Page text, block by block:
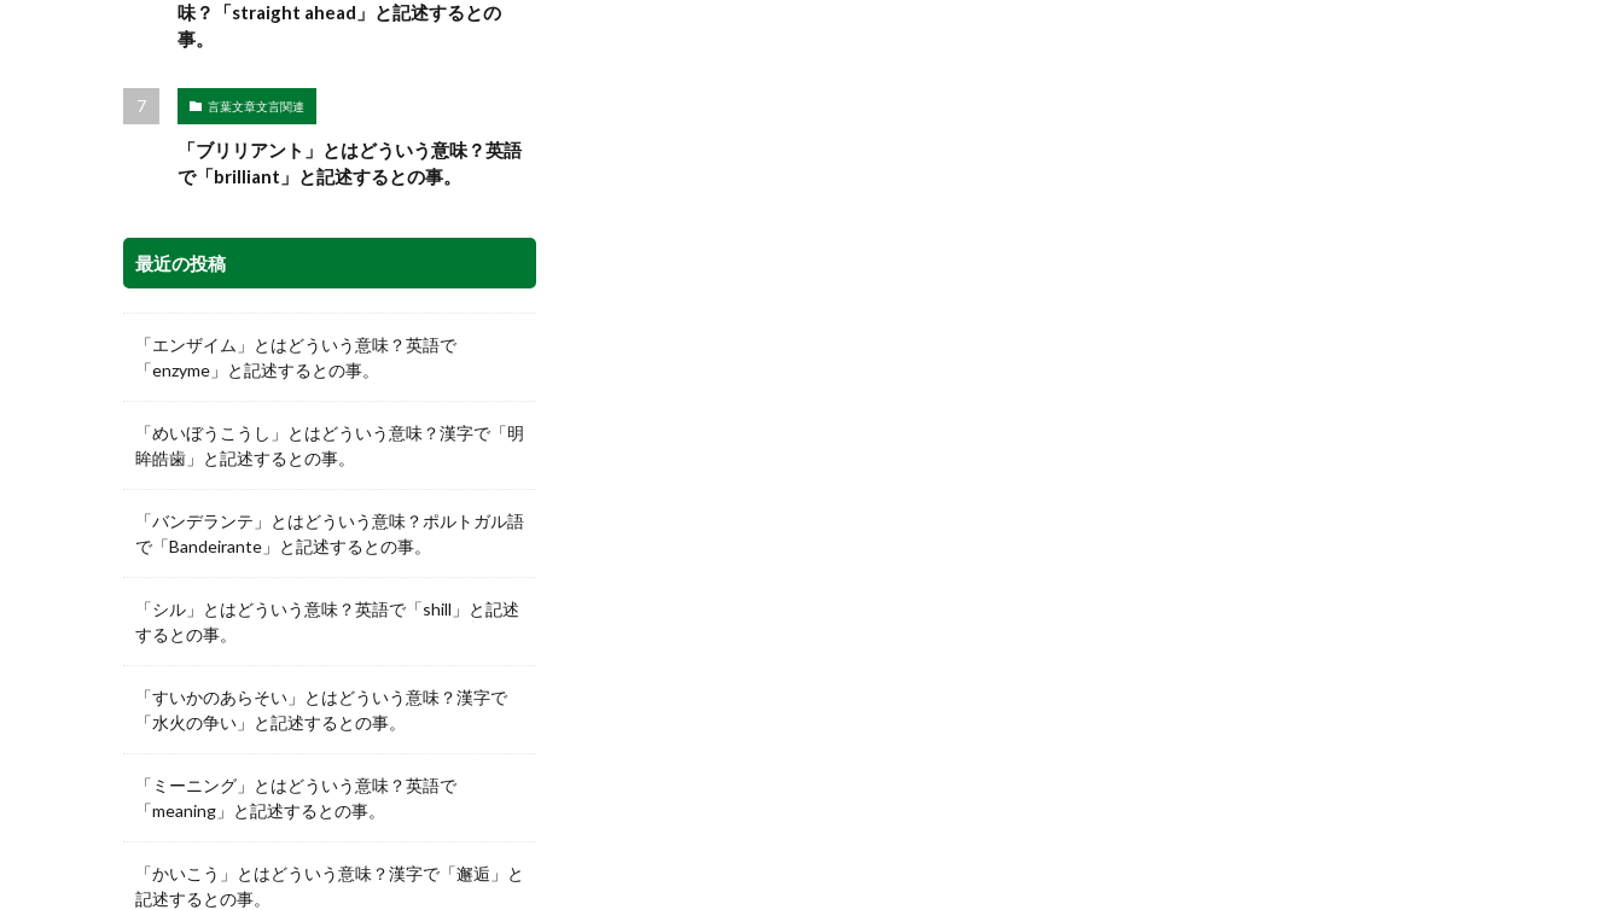
味？「straight ahead」と記述するとの
事。
言葉文章文言関連
「ブリリアント」とはどういう意味？英語
で「brilliant」と記述するとの事。
最近の投稿
「エンザイム」とはどういう意味？英語で
「enzyme」と記述するとの事。
「めいぼうこうし」とはどういう意味？漢字で「明
眸皓歯」と記述するとの事。
「バンデランテ」とはどういう意味？ポルトガル語
で「Bandeirante」と記述するとの事。
「シル」とはどういう意味？英語で「shill」と記述
するとの事。
「すいかのあらそい」とはどういう意味？漢字で
「水火の争い」と記述するとの事。
「ミーニング」とはどういう意味？英語で
「meaning」と記述するとの事。
「かいこう」とはどういう意味？漢字で「邂逅」と
記述するとの事。